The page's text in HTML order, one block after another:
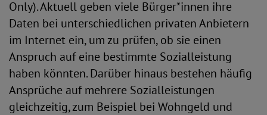
Only). Aktuell geben viele Bürger*innen ihre
Daten bei unterschiedlichen privaten Anbietern
im Internet ein, um zu prüfen, ob sie einen
Anspruch auf eine bestimmte Sozialleistung
haben könnten. Darüber hinaus bestehen häufig
Ansprüche auf mehrere Sozialleistungen
gleichzeitig, zum Beispiel bei Wohngeld und